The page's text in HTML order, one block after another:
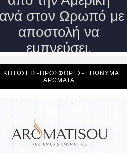
ΠΡΟΣΦΟΡΕΣ-ΕΠΩΝΥΜΑ
ΑΡΩΜΑΤΑ